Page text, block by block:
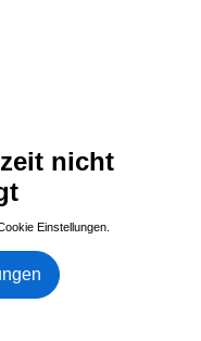
nicht
Einstellungen.